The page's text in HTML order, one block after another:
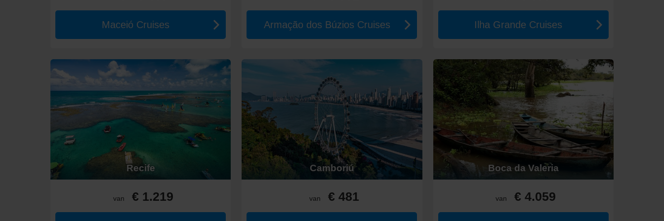
Kosten van een Cruise naar Brazilië
De prijzen voor cruises naar Brazilië variëren afhankelijk van het type accommodatie en de gekozen rederij. Een1-week cruise
begint meestal rond de €800 voor reguliere
cruises en kan oplopen tot €3.500 voor luxe opties. Een2-week cruise
ligt meestal tussen de €1.600 en €6.500, afhankelijk van de extra’s en de gekozen schepen.
gemiddelde kosten voor voedsel en drankjes in de regio bedragen tussen de €15 en €35 per persoon, afhankelijk van waar je uit eten gaat.
Alternatieve Regio’s voor Cruises
Voor reizigers die een cruise naar Brazilië overwegen, zijn hier enkele andere regio’s die het ontdekken waard zijn:
Albertanië:
Geniet van de ongerepte natuur en het warme klimaat van het land met rijke culturele ervaringen.
Caribisch gebied:
Dit gebied biedt tropische eilanden, prachtige stranden en een relaxte sfeer, perfect voor zonliefhebbers.
Amazon River:
Het grootste regenwoud ter wereld verken je niet alleen met cruises, maar biedt ook een geweldige kans om de rijke biodiversiteit te ervaren.
:Ontdek de unieke cultuur en geschiedenis van landen als MarokkoenTunesië , gecombineerd met een mix van zee- en woestijnervaringen.
Argentinië:
Deze bestemming biedt een mix van adembenemende natuur en boeiende steden, zoals Buenos Aires met zijn tango-cultuur.
bestemmingen van Zuid-Amerika te verkennen. Boek jouw onvergetelijke reis met Dreamlines en maak je klaar voor avontuur aan de stranden van dit betoverende land!
Maceió Cruises Armação dos Búzios Cruises Ilha Grande Cruises
Recife
van € 1.219
Camboriú
van € 481
Boca da Valeria
van € 4.059